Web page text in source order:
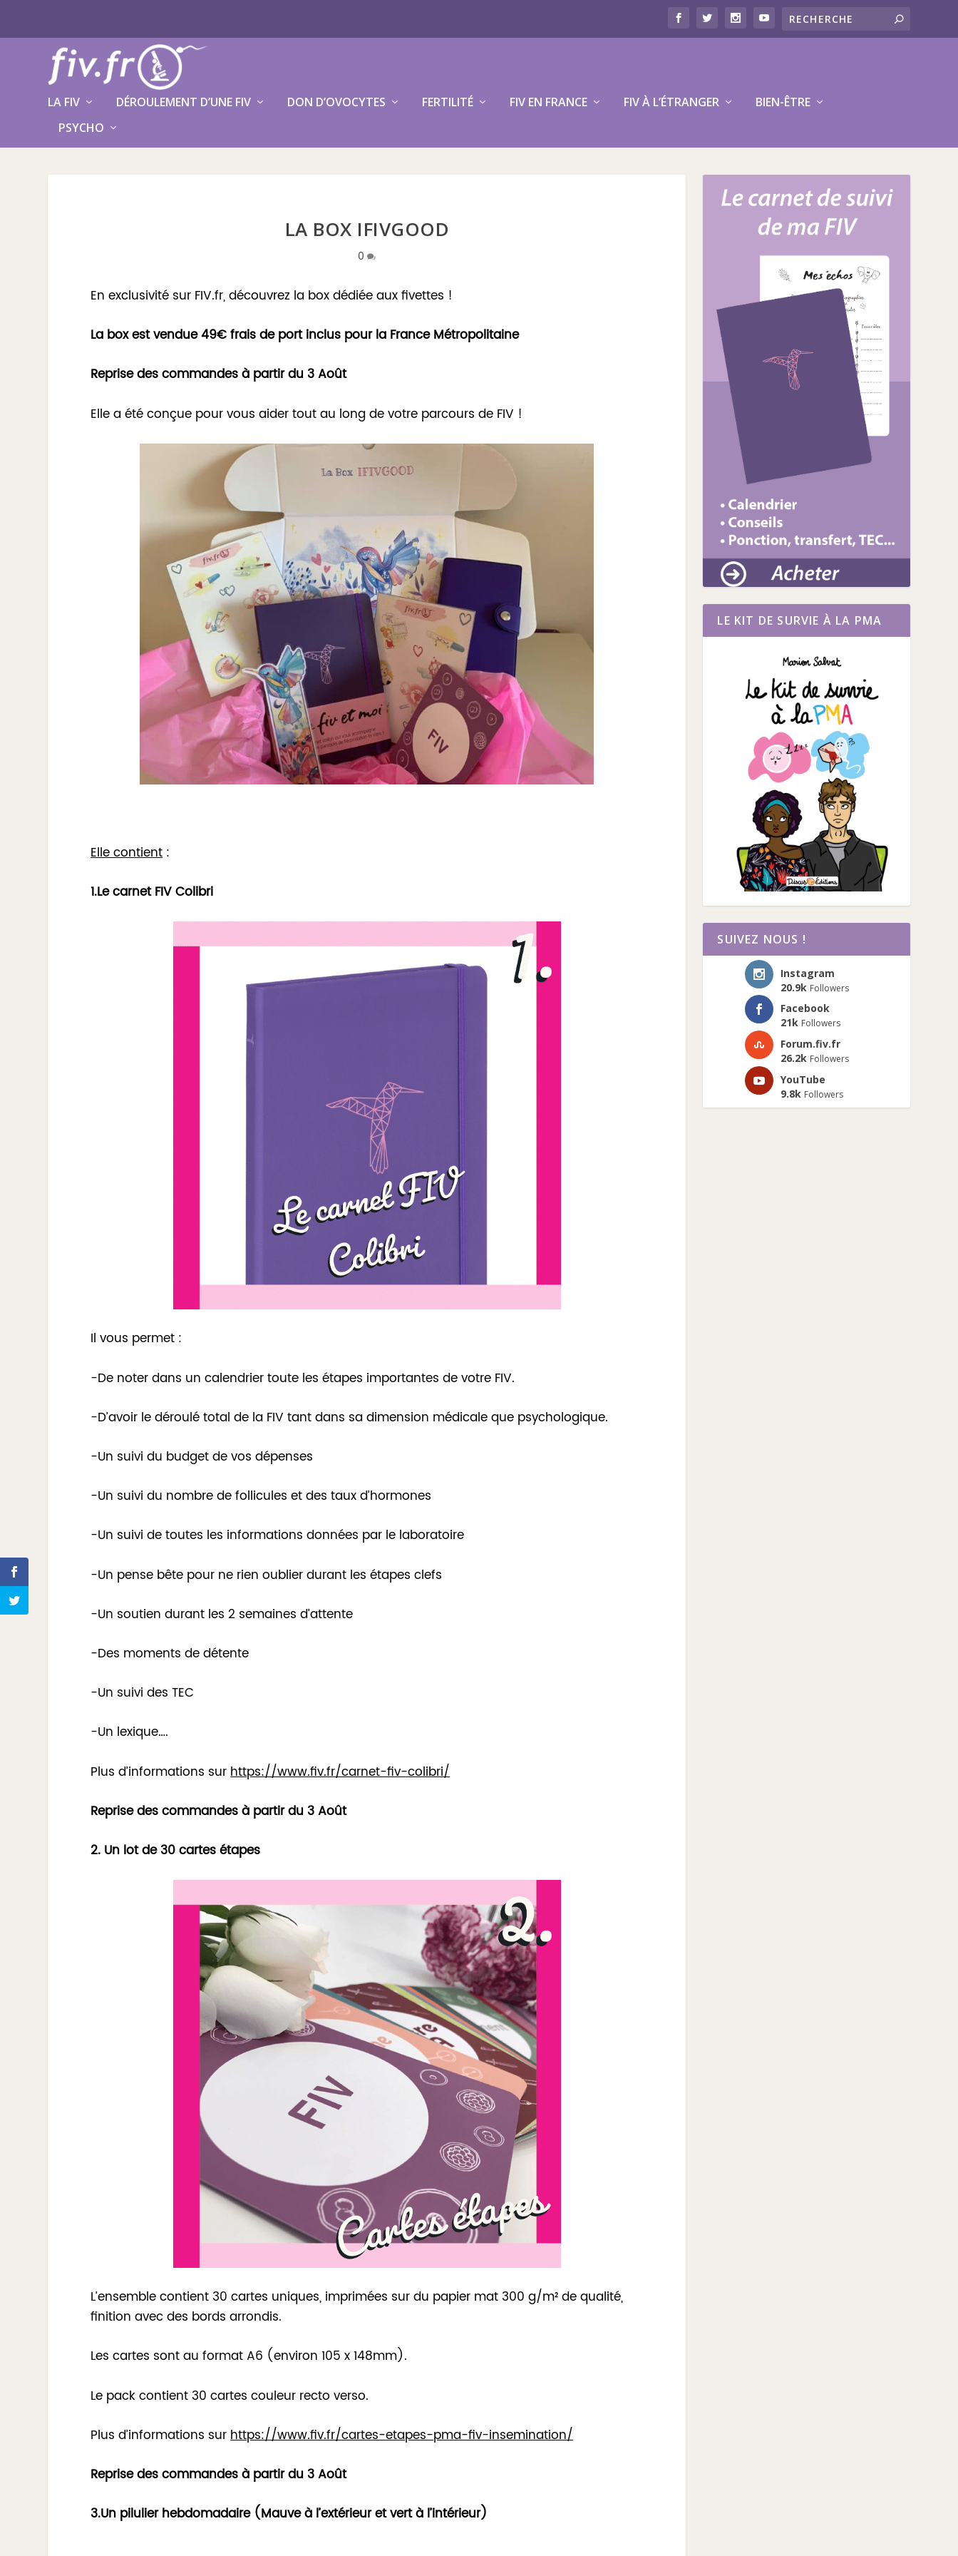
LA FIV DÉROULEMENT D’UNE FIV DON D’OVOCYTES FERTILITÉ FIV EN FRANCE FIV À L’ÉTRANGER
BIEN-ÊTRE
PSYCHO
LA BOX IFIVGOOD
0
En exclusivité sur FIV.fr, découvrez la box dédiée aux fivettes !
La box est vendue 49€ frais de port inclus pour la France Métropolitaine
Reprise des commandes à partir du 3 Août
Elle a été conçue pour vous aider tout au long de votre parcours de FIV !
Elle contient:
1.Le carnet FIV Colibri
Il vous permet :
-De noter dans un calendrier toute les étapes importantes de votre FIV.
-D’avoir le déroulé total de la FIV tant dans sa dimension médicale que psychologique.
-Un suivi du budget de vos dépenses
-Un suivi du nombre de follicules et des taux d’hormones
-Un suivi de toutes les informations données par le laboratoire
-Un pense bête pour ne rien oublier durant les étapes clefs
-Un soutien durant les 2 semaines d’attente
-Des moments de détente
-Un suivi des TEC
-Un lexique….
Plus d’informations surhttps://www.fiv.fr/carnet-fiv-colibri/
Reprise des commandes à partir du 3 Août
2. Un lot de 30 cartes étapes
L’ensemble contient 30 cartes uniques, imprimées sur du papier mat 300 g/m² de qualité,
finition avec des bords arrondis.
Les cartes sont au format A6 (environ 105 x 148mm).
Le pack contient 30 cartes couleur recto verso.
Plus d’informations surhttps://www.fiv.fr/cartes-etapes-pma-fiv-insemination/
Reprise des commandes à partir du 3 Août
3.Un pilulier hebdomadaire (Mauve à l’extérieur et vert à l’intérieur)
LE KIT DE SURVIE À LA PMA
SUIVEZ NOUS !
Instagram
20.9k Followers
Facebook
21k Followers
Forum.fiv.fr
26.2k Followers
YouTube
9.8k Followers